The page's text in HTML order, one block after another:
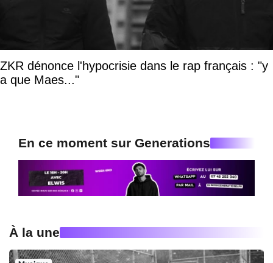
ZKR dénonce l'hypocrisie dans le rap français : "y
a que Maes..."
En ce moment sur Generations
À la une